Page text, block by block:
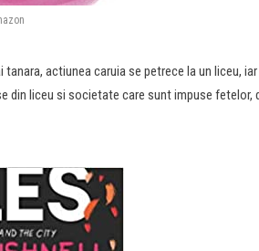
actiunea caruia se petrece la un liceu,
din liceu si societate care sunt impuse fetelor,